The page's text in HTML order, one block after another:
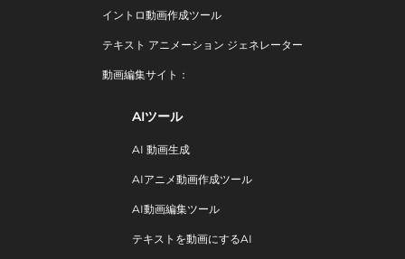
イントロ動画作成ツール
テキスト アニメーション ジェネレーター
動画編集サイト：
AIツール
AI 動画生成
AIアニメ動画作成ツール
AI動画編集ツール
テキストを動画にするAI